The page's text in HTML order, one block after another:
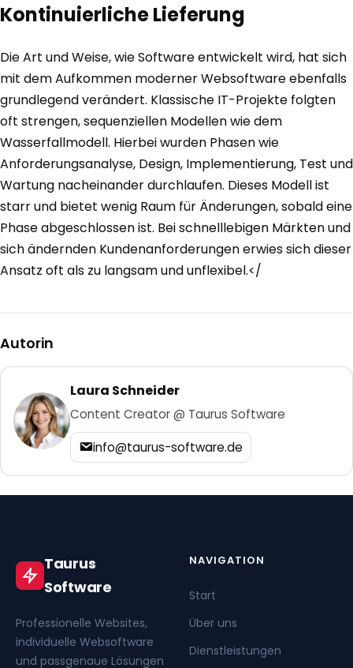
Kontinuierliche Lieferung
Die Art und Weise, wie Software entwickelt wird, hat sich
mit dem Aufkommen moderner Websoftware ebenfalls
grundlegend verändert. Klassische IT-Projekte folgten
oft strengen, sequenziellen Modellen wie dem
Wasserfallmodell. Hierbei wurden Phasen wie
Anforderungsanalyse, Design, Implementierung, Test und
Wartung nacheinander durchlaufen. Dieses Modell ist
starr und bietet wenig Raum für Änderungen, sobald eine
Phase abgeschlossen ist. Bei schnelllebigen Märkten und
sich ändernden Kundenanforderungen erwies sich dieser
Ansatz oft als zu langsam und unflexibel.</
Autorin
Laura Schneider
Content Creator @ Taurus Software
info@taurus-software.de
Taurus
Software
Professionelle Websites,
individuelle Websoftware
und passgenaue Lösungen
NAVIGATION
Start
Über uns
Dienstleistungen